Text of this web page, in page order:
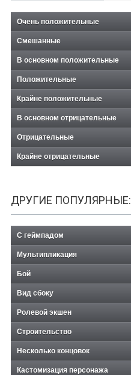
Очень положительные
Смешанные
В основном положительные
Положительные
Крайне положительные
В основном отрицательные
Отрицательные
Крайне отрицательные
ДРУГИЕ ПОПУЛЯРНЫЕ:
С геймпадом
Мультипликация
Бой
Вид сбоку
Ролевой экшен
Строительство
Несколько концовок
Кастомизация персонажа